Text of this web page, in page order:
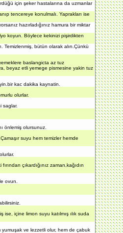
için şeker hastalarına da uzmanlar
tencereye konulmalı. Yaprakları ise
hazırladığınız hamura bir miktar
koyun. Böylece kekinizi pişirdikten
Temizlenmiş, bütün olarak alın.Çünkü
baslangicta az tuz
beyaz etli yemege pismesine yakin tuz
kac dakika kaynatin.
olurlar.
saglar.
önlemiş olursunuz.
suyu hem temizler hemde
çıkardığınız zaman,kağıdın
ovun.
içine limon suyu katılmış ılık suda
ve lezzetli olur, hem de çabuk